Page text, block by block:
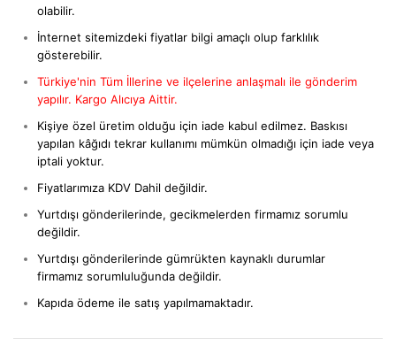
olabilir.
İnternet sitemizdeki fiyatlar bilgi amaçlı olup farklılık
gösterebilir.
Türkiye'nin Tüm İllerine ve ilçelerine anlaşmalı ile gönderim
yapılır. Kargo Alıcıya Aittir.
Kişiye özel üretim olduğu için iade kabul edilmez. Baskısı
yapılan kâğıdı tekrar kullanımı mümkün olmadığı için iade veya
iptali yoktur.
Fiyatlarımıza KDV Dahil değildir.
Yurtdışı gönderilerinde, gecikmelerden firmamız sorumlu
değildir.
Yurtdışı gönderilerinde gümrükten kaynaklı durumlar
firmamız sorumluluğunda değildir.
Kapıda ödeme ile satış yapılmamaktadır.